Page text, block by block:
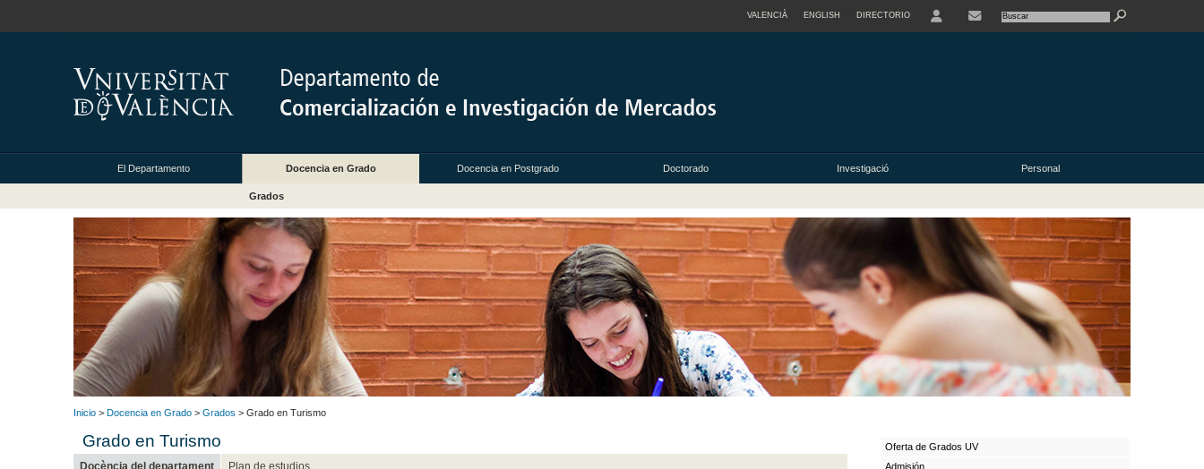
VALENCIÀ ENGLISH DIRECTORIO
El Departamento Docencia en Grado Docencia en Postgrado Doctorado Investigació Personal
Grados
Inicio > Docencia en Grado > Grados > Grado en Turismo
Grado en Turismo
Docència del departament Plan de estudios
Oferta de Grados UV
Admisión